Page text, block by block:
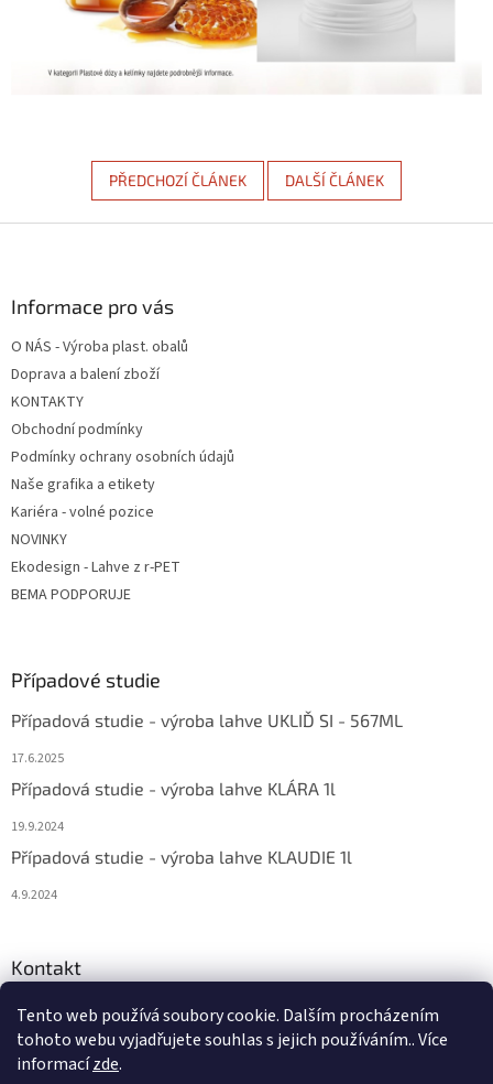
Tento web používá soubory cookie. Dalším procházením
tohoto webu vyjadřujete souhlas s jejich používáním.. Více
informacízde.
PŘEDCHOZÍ ČLÁNEK DALŠÍ ČLÁNEK
Informace pro vás
O NÁS - Výroba plast. obalů
Doprava a balení zboží
KONTAKTY
Obchodní podmínky
Podmínky ochrany osobních údajů
Naše grafika a etikety
Kariéra - volné pozice
NOVINKY
Ekodesign - Lahve z r-PET
BEMA PODPORUJE
Případové studie
Případová studie - výroba lahve UKLIĎ SI - 567ML
17.6.2025
Případová studie - výroba lahve KLÁRA 1l
19.9.2024
Případová studie - výroba lahve KLAUDIE 1l
4.9.2024
Kontakt
eshop@ bema-la.cz
+420 733 762 684